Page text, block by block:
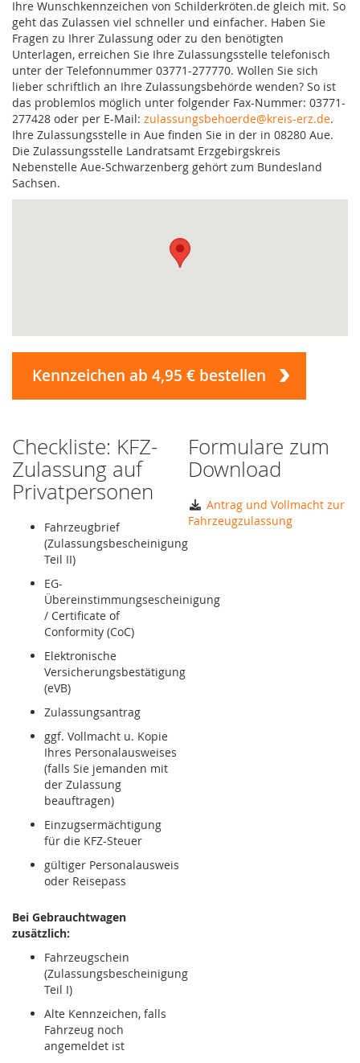
Ihre Wunschkennzeichen von Schilderkröten.de gleich mit. So
geht das Zulassen viel schneller und einfacher. Haben Sie
Fragen zu Ihrer Zulassung oder zu den benötigten
Unterlagen, erreichen Sie Ihre Zulassungsstelle telefonisch
unter der Telefonnummer 03771-277770. Wollen Sie sich
lieber schriftlich an Ihre Zulassungsbehörde wenden? So ist
das problemlos möglich unter folgender Fax-Nummer: 03771-
277428 oder per E-Mail: zulassungsbehoerde@kreis-erz.de.
Ihre Zulassungsstelle in Aue finden Sie in der in 08280 Aue.
Die Zulassungsstelle Landratsamt Erzgebirgskreis
Nebenstelle Aue-Schwarzenberg gehört zum Bundesland
Sachsen.
Kennzeichen ab 4,95 € bestellen
Checkliste: KFZ-
Zulassung auf
Privatpersonen
Fahrzeugbrief
(Zulassungsbescheinigung
Teil II)
EG-
Übereinstimmungsescheinigung
/ Certificate of
Conformity (CoC)
Elektronische
Versicherungsbestätigung
(eVB)
Zulassungsantrag
ggf. Vollmacht u. Kopie
Ihres Personalausweises
(falls Sie jemanden mit
der Zulassung
beauftragen)
Einzugsermächtigung
für die KFZ-Steuer
gültiger Personalausweis
oder Reisepass
Bei Gebrauchtwagen
zusätzlich:
Fahrzeugschein
(Zulassungsbescheinigung
Teil I)
Alte Kennzeichen, falls
Fahrzeug noch
angemeldet ist
Formulare zum
Download
Antrag und Vollmacht zur
Fahrzeugzulassung